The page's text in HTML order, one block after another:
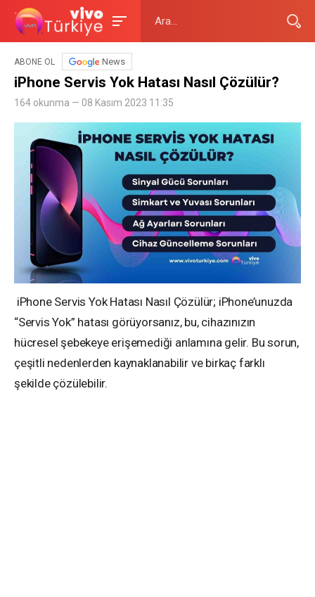
ABONE OL News
iPhone Servis Yok Hatası Nasıl Çözülür?
164 okunma — 08 Kasım 2023 11:35
iPhone Servis Yok Hatası Nasıl Çözülür; iPhone’unuzda
“Servis Yok” hatası görüyorsanız, bu, cihazınızın
hücresel şebekeye erişemediği anlamına gelir. Bu sorun,
çeşitli nedenlerden kaynaklanabilir ve birkaç farklı
şekilde çözülebilir.